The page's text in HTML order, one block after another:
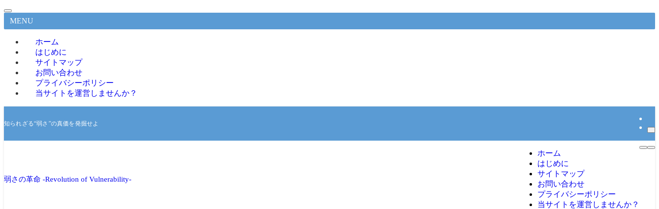
MENU
ホーム
はじめに
サイトマップ
お問い合わせ
プライバシーポリシー
当サイトを運営しませんか？
知られざる“弱さ”の真価を発掘せよ
弱さの革命 -Revolution of Vulnerability-
ホーム
はじめに
サイトマップ
お問い合わせ
プライバシーポリシー
当サイトを運営しませんか？